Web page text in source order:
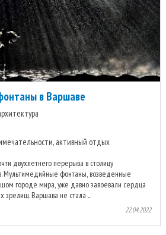
в Варшаве
активный отдых
двухлетнего перерыва в столицу
Мультимедийные фонтаны, возведенные
городе мира, уже давно завоевали сердца
зрелищ. Варшава не стала ...
22.04.2022